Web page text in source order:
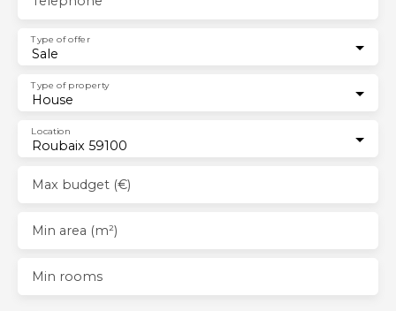
Sale
Type of offer
House
Type of property
Roubaix 59100
Location
Max budget (€)
Min area (m²)
Min rooms